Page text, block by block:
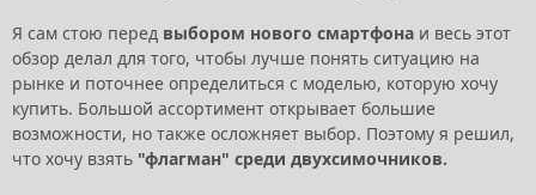
Я сам стою перед выбором нового смартфона и весь этот
обзор делал для того, чтобы лучше понять ситуацию на
рынке и поточнее определиться с моделью, которую хочу
купить. Большой ассортимент открывает большие
возможности, но также осложняет выбор. Поэтому я решил,
что хочу взять "флагман" среди двухсимочников.